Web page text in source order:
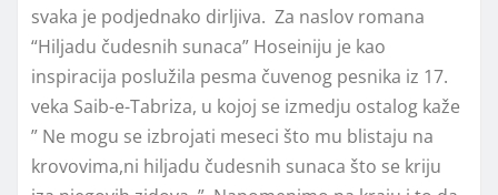
svaka je podjednako dirljiva. Za naslov romana
“Hiljadu čudesnih sunaca” Hoseiniju je kao
inspiracija poslužila pesma čuvenog pesnika iz 17.
veka Saib-e-Tabriza, u kojoj se izmedju ostalog kaže
” Ne mogu se izbrojati meseci što mu blistaju na
krovovima,ni hiljadu čudesnih sunaca što se kriju